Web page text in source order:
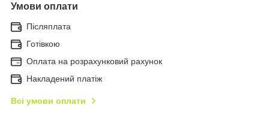
Умови оплати
Післяплата
Готівкою
Оплата на розрахунковий рахунок
Накладений платіж
Всі умови оплати